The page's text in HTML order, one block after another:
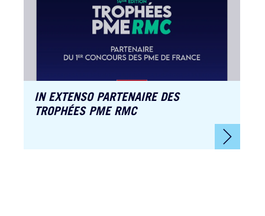
IN EXTENSO PARTENAIRE DES
TROPHÉES PME RMC